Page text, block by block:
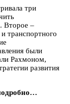
три
Второе –
транспортного
были
Рахмоном,
развития